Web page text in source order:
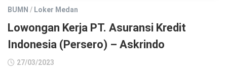
BUMN / Loker Medan
Lowongan Kerja PT. Asuransi Kredit
Indonesia (Persero) – Askrindo
27/03/2023